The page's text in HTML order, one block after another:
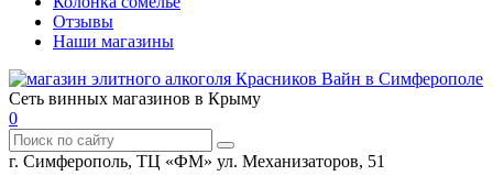
Отзывы
Наши магазины
Сеть винных магазинов в Крыму
0
г. Симферополь, ТЦ «ФМ» ул. Механизаторов, 51